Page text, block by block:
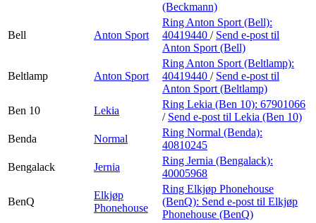
(Beckmann)
Bell Anton Sport
Ring Anton Sport (Bell):
40419440 / Send e-post til
Anton Sport (Bell)
Beltlamp Anton Sport
Ring Anton Sport (Beltlamp):
40419440 / Send e-post til
Anton Sport (Beltlamp)
Ben 10
Lekia
Ring Lekia (Ben 10): 67901066
/ Send e-post til Lekia (Ben 10)
Benda
Normal
Ring Normal (Benda):
40810245
Bengalack
Jernia
Ring Jernia (Bengalack):
40005968
BenQ
Elkjøp
Phonehouse
Ring Elkjøp Phonehouse
(BenQ): Send e-post til Elkjøp
Phonehouse (BenQ)